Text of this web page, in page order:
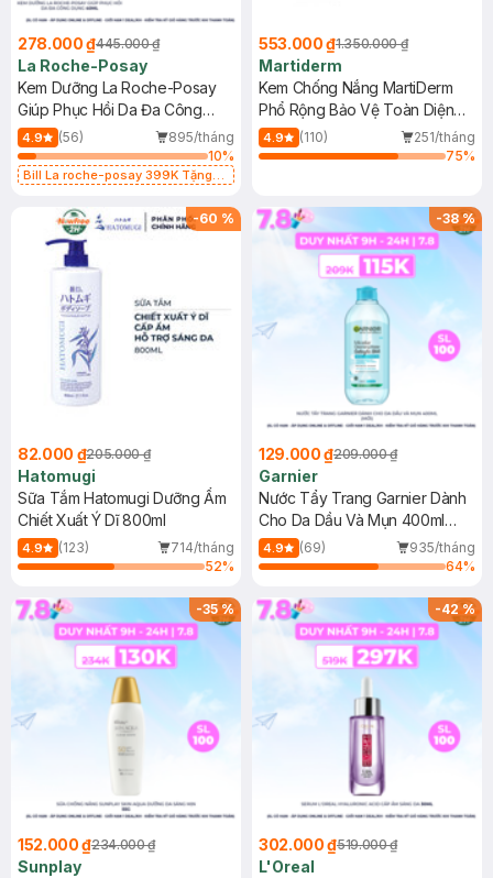
278.000 ₫445.000 ₫
La Roche-Posay
Kem Dưỡng La Roche-Posay
Giúp Phục Hồi Da Đa Công
Dụng 40ml
4.9 (56)
895/tháng
10%
Bill La roche-posay 399K Tặng
(SL có hạn)
553.000 ₫1.350.000 ₫
Martiderm
Kem Chống Nắng MartiDerm
Phổ Rộng Bảo Vệ Toàn Diện
40ml
4.9 (110)
251/tháng
75%
-60 %
82.000 ₫205.000 ₫
Hatomugi
Sữa Tắm Hatomugi Dưỡng Ẩm
Chiết Xuất Ý Dĩ 800ml
4.9 (123)
714/tháng
52%
-38%
129.000 ₫209.000 ₫
Garnier
Nước Tẩy Trang Garnier Dành
Cho Da Dầu Và Mụn 400ml
(Mới)
4.9 (69)
935/tháng
64%
-35%
152.000 ₫234.000 ₫
Sunplay
-42%
302.000 ₫519.000 ₫
L'Oreal